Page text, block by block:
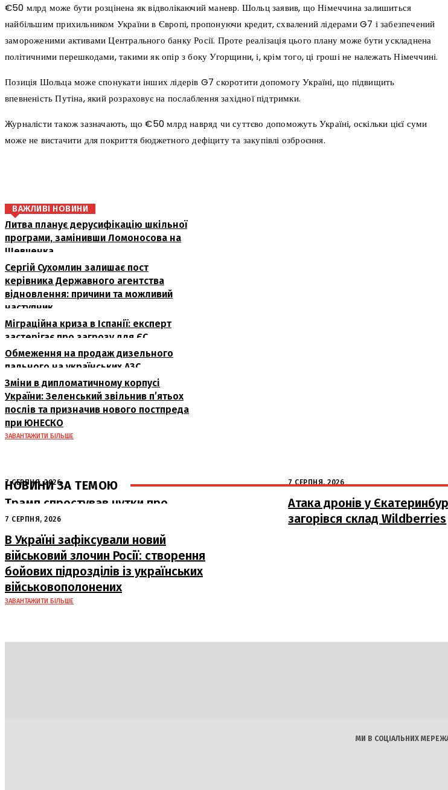
€50 млрд може бути розцінена як відволікаючий маневр. Шольц заявив, що Німеччина залишиться
найбільшим прихильником України в Європі, пропонуючи кредит, схвалений лідерами G7 і забезпечений
замороженими активами Центрального банку Росії. Проте реалізація цього плану може бути ускладнена
політичними перешкодами, такими як опір з боку Угорщини, і, крім того, ці гроші не належать Німеччині.
Позиція Шольца може спонукати інших лідерів G7 скоротити допомогу Україні, що підвищить
впевненість Путіна, який розраховує на послаблення західної підтримки.
Журналісти також зазначають, що €50 млрд навряд чи суттєво допоможуть Україні, оскільки цієї суми
може не вистачити для покриття бюджетного дефіциту та закупівлі озброєння.
ВАЖЛИВІ НОВИНИ
Литва планує дерусифікацію шкільної
програми, замінивши Ломоносова на
Шевченка
Сергій Сухомлин залишає пост
керівника Державного агентства
відновлення: причини та можливий
наступник
Міграційна криза в Іспанії: експерт
застерігає про загрозу для ЄС
Обмеження на продаж дизельного
пального на українських АЗС
Зміни в дипломатичному корпусі
України: Зеленський звільнив п’ятьох
послів та призначив нового постпреда
при ЮНЕСКО
ЗАВАНТАЖИТИ БІЛЬШЕ
НОВИНИ ЗА ТЕМОЮ
7 СЕРПНЯ, 2026
Трамп спростував чутки про
конфлікт із міністром оборони та
похвалив його роботу
7 СЕРПНЯ, 2026
Атака дронів у
загорівся склад Wildberries
7 СЕРПНЯ, 2026
В Україні зафіксували новий
військовий злочин Росії: створення
бойових підрозділів із українських
військовополонених
ЗАВАНТАЖИТИ БІЛЬШЕ
МИ В СОЦІАЛЬНИХ